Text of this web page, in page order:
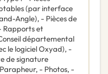
(par interface
Angle), - Pièces de
Rapports et
départemental
le logiciel Oxyad), -
de signature
- Photos, -